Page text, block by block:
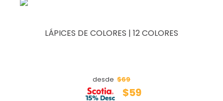
LÁPICES DE COLORES | 12 COLORES
desde $69
$59